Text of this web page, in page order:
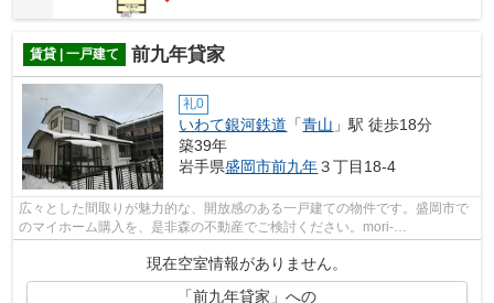
賃貸 | 一戸建て 前九年貸家
礼0
いわて銀河鉄道 「青山 」駅 徒歩18分
築39年
岩手県盛岡市前九年３丁目18-4
広々とした間取りが魅力的な、開放感のある一戸建ての物件です。盛岡市で
のマイホーム購入を、是非森の不動産でご検討ください。mori-
no@f8.dion.ne.jpまで気になる事をご連絡下さい。
現在空室情報がありません。
「前九年貸家」への